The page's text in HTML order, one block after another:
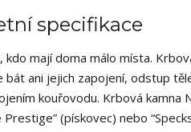
specifikace
kdo mají doma málo místa.
bát ani jejich zapojení, odstup
kouřovodu. Krbová
(pískovec) nebo